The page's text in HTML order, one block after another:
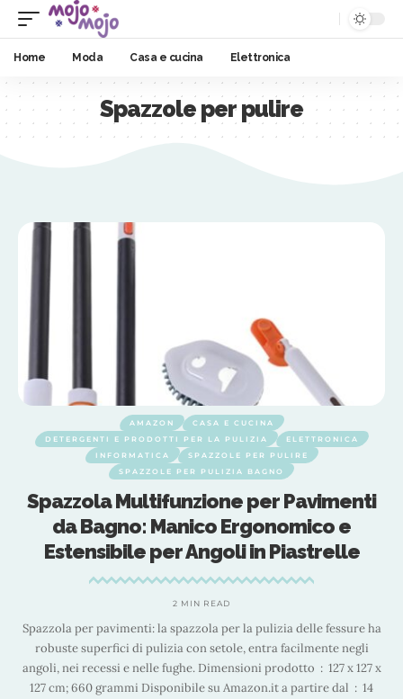
Home Moda Casa e cucina Elettronica
Spazzole per pulire
AMAZON
CASA E CUCINA
DETERGENTI E PRODOTTI PER LA PULIZIA
ELETTRONICA
INFORMATICA
SPAZZOLE PER PULIRE
SPAZZOLE PER PULIZIA BAGNO
Spazzola Multifunzione per Pavimenti
da Bagno: Manico Ergonomico e
Estensibile per Angoli in Piastrelle
2 MIN READ
Spazzola per pavimenti: la spazzola per la pulizia delle fessure ha
robuste superfici di pulizia con setole, entra facilmente negli
angoli, nei recessi e nelle fughe. Dimensioni prodotto ‏ : ‎ 127 x 127 x
127 cm; 660 grammi Disponibile su Amazon.it a partire dal ‏ : ‎ 14